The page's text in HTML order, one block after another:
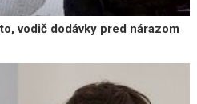
vodič dodávky pred nárazom